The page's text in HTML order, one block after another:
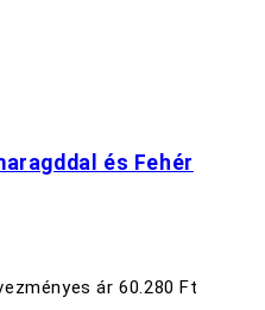
és Fehér
ár 60.280 Ft